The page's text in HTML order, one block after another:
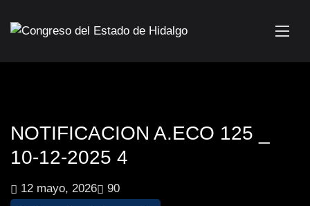
NOTIFICACION A.ECO 125 _
10-12-2025 4
12 mayo, 2026
90